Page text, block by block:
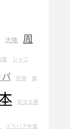
大陸 周
畜 ジャワ
パ 彩陶 産
彩文土器
イベリア半島